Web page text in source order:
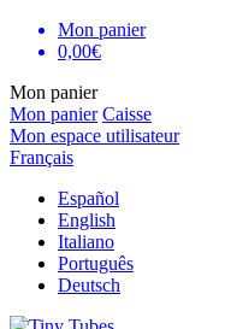
Mon panier
0,00€
Mon panier
Mon panier Caisse
Mon espace utilisateur
Français
Español
English
Italiano
Português
Deutsch